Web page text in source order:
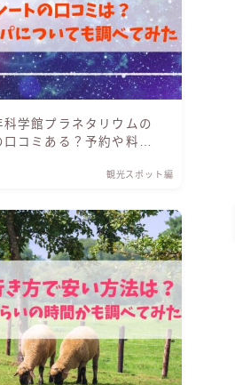
学館プラネタリウムの
口コミある？予約や料
観光スポット編